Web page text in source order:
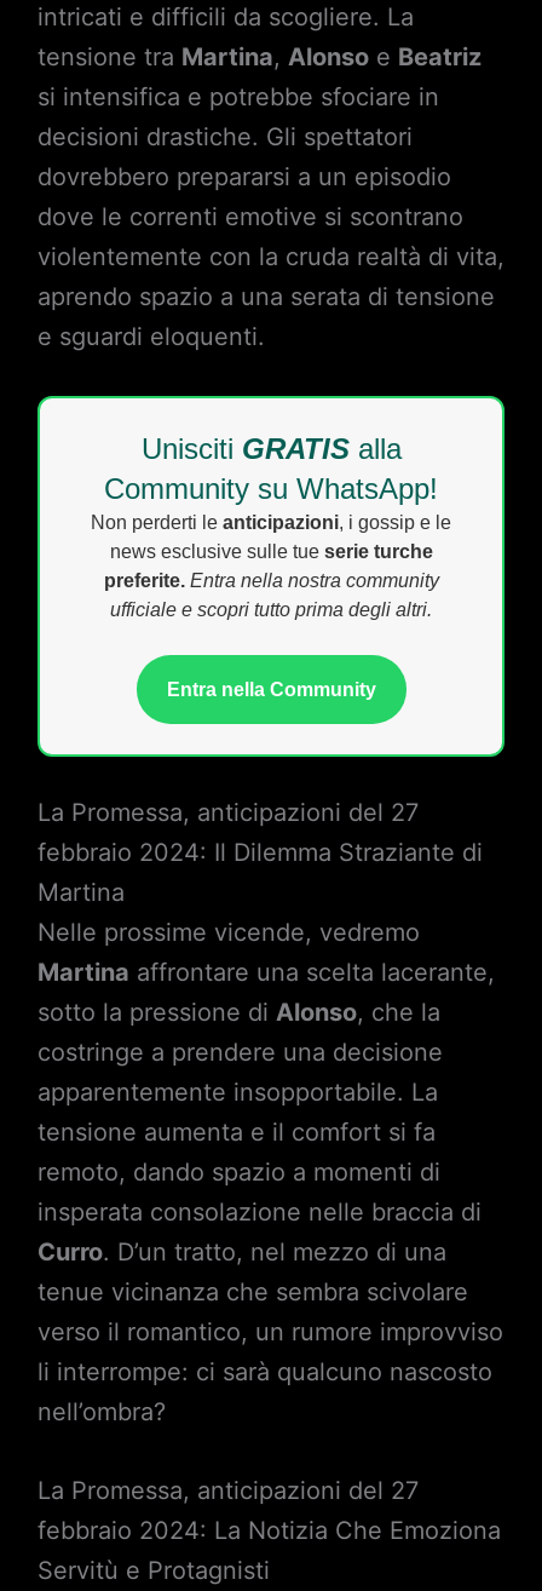
intricati e difficili da scogliere. La
tensione tra Martina, Alonsoe Beatriz
si intensifica e potrebbe sfociare in
decisioni drastiche. Gli spettatori
dovrebbero prepararsi a un episodio
dove le correnti emotive si scontrano
violentemente con la cruda realtà di vita,
aprendo spazio a una serata di tensione
e sguardi eloquenti.
Unisciti GRATISalla
Community su WhatsApp!
Non perderti le anticipazioni, i gossip e le
news esclusive sulle tue serie turche
preferite. Entra nella nostra community
ufficiale e scopri tutto prima degli altri.
Entra nella Community
La Promessa, anticipazioni del 27
febbraio 2024: Il Dilemma Straziante di
Martina
Nelle prossime vicende, vedremo
Martina affrontare una scelta lacerante,
sotto la pressione di Alonso, che la
costringe a prendere una decisione
apparentemente insopportabile. La
tensione aumenta e il comfort si fa
remoto, dando spazio a momenti di
insperata consolazione nelle braccia di
Curro. D’un tratto, nel mezzo di una
tenue vicinanza che sembra scivolare
verso il romantico, un rumore improvviso
li interrompe: ci sarà qualcuno nascosto
nell’ombra?
La Promessa, anticipazioni del 27
febbraio 2024: La Notizia Che Emoziona
Servitù e Protagnisti